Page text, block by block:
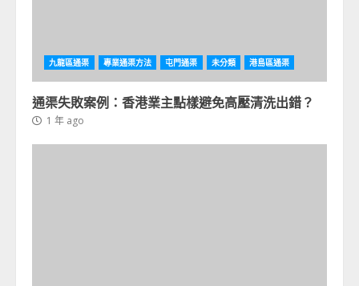
九龍區通渠 專業通渠方法 屯門通渠 未分類 港島區通渠
通渠失敗案例：香港業主點樣避免高壓清洗出錯？
1 年 ago